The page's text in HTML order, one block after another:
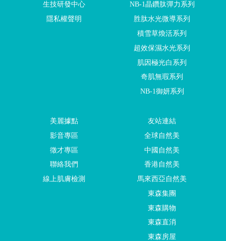
生技研發中心
隱私權聲明
NB-1晶鑽肽彈力系列
胜肽水光微導系列
積雪草煥活系列
超效保濕水光系列
肌因極光白系列
奇肌無瑕系列
NB-1御妍系列
美麗據點
影音專區
徵才專區
聯絡我們
線上肌膚檢測
友站連結
全球自然美
中國自然美
香港自然美
馬來西亞自然美
東森集團
東森購物
東森直消
東森房屋